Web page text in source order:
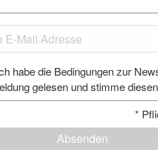
habe die Bedingungen zur
gelesen und stimme
*
Absenden